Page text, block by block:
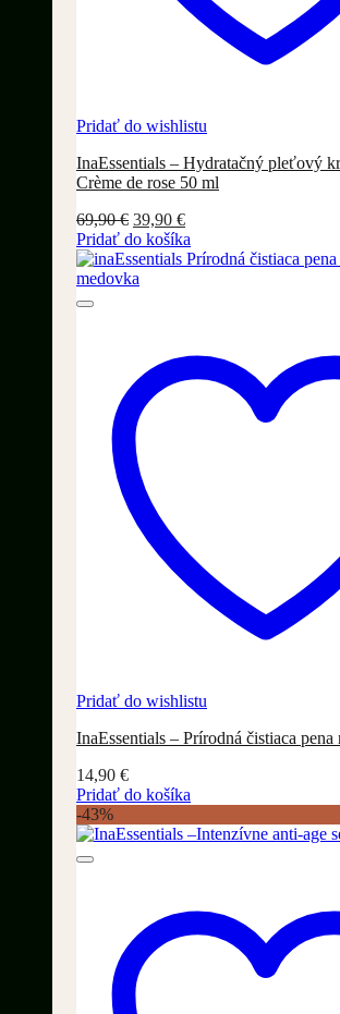
Pridať do wishlistu
InaEssentials – Hydratačný pleťový
Crème de rose 50 ml
69,90€ Pôvodná
cena
bola:
69,90 €.
39,90 €Aktuálna
cena
je:
Pridať do košíka
Pridať do wishlistu
InaEssentials – Prírodná čistiaca
14,90 €
Pridať do košíka
-43%